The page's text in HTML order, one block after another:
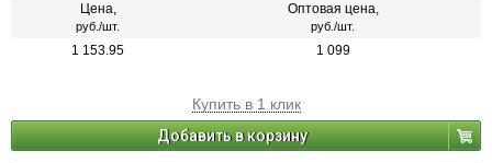
Цена,
руб./шт.
Оптовая цена,
руб./шт.
1 153.95 1 099
Купить в 1 клик
Добавить в корзину